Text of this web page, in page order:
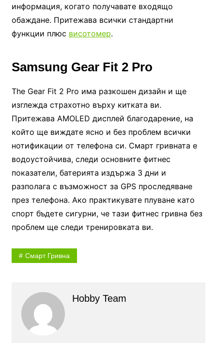
информация, когато получавате входящо
обаждане. Притежава всички стандартни
функции плюс висотомер.
Samsung Gear Fit 2 Pro
The Gear Fit 2 Pro има разкошен дизайн и ще
изглежда страхотно върху китката ви.
Притежава AMOLED дисплей благодарение, на
който ще виждате ясно и без проблем всички
нотификации от телефона си. Смарт гривната е
водоустойчива, следи основните фитнес
показатели, батерията издържа 3 дни и
разполага с възможност за GPS проследяване
през телефона. Ако практикувате плуване като
спорт бъдете сигурни, че тази фитнес гривна без
проблем ще следи тренировката ви.
Смарт Гривна
Hobby Team